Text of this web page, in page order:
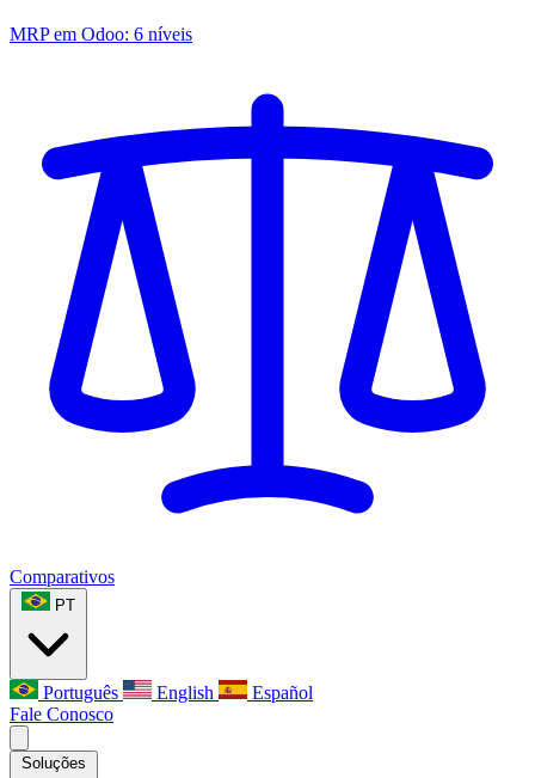
MRP em Odoo: 6 níveis
Comparativos
PT
Português English
Español
Fale Conosco
Soluções